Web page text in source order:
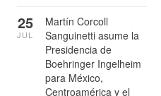
Martín Corcoll
Sanguinetti asume la
Presidencia de
Boehringer Ingelheim
para México,
Centroamérica y el
25
JUL